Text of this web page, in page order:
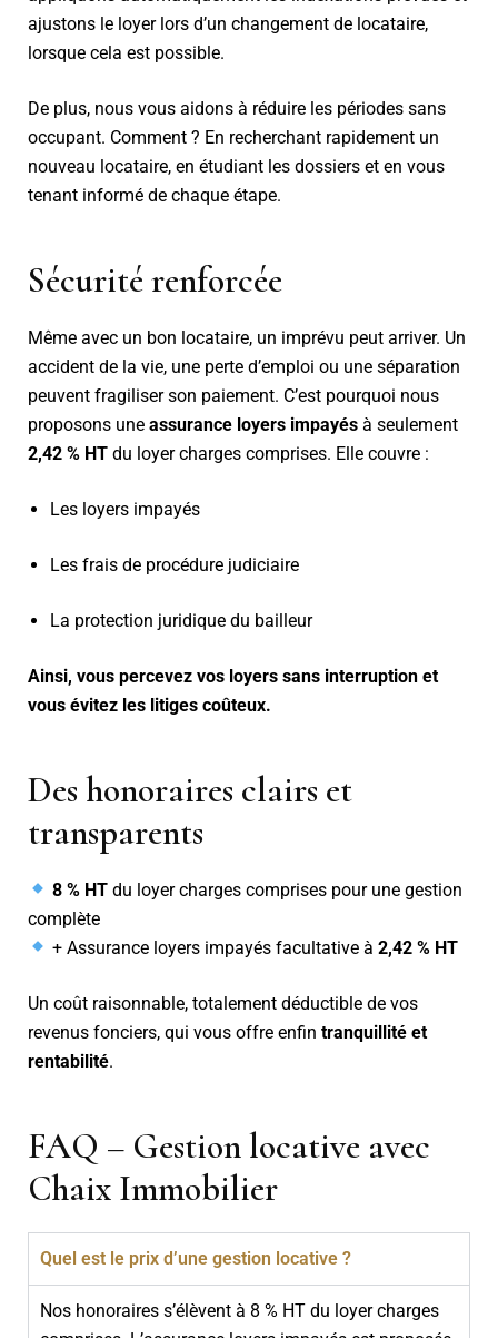
ajustons le loyer lors d’un changement de locataire,
lorsque cela est possible.
De plus, nous vous aidons à réduire les périodes sans
occupant. Comment ? En recherchant rapidement un
nouveau locataire, en étudiant les dossiers et en vous
tenant informé de chaque étape.
Sécurité renforcée
Même avec un bon locataire, un imprévu peut arriver. Un
accident de la vie, une perte d’emploi ou une séparation
peuvent fragiliser son paiement. C’est pourquoi nous
proposons une assurance loyers impayés à seulement
2,42 % HT du loyer charges comprises. Elle couvre :
Les loyers impayés
Les frais de procédure judiciaire
La protection juridique du bailleur
Ainsi, vous percevez vos loyers sans interruption et
vous évitez les litiges coûteux.
Des honoraires clairs et
transparents
8 % HT du loyer charges comprises pour une gestion
complète
+ Assurance loyers impayés facultative à2,42 % HT
Un coût raisonnable, totalement déductible de vos
revenus fonciers, qui vous offre enfin tranquillité et
rentabilité.
FAQ – Gestion locative avec
Chaix Immobilier
Quel est le prix d’une gestion locative ?
Nos honoraires s’élèvent à 8 % HT du loyer charges